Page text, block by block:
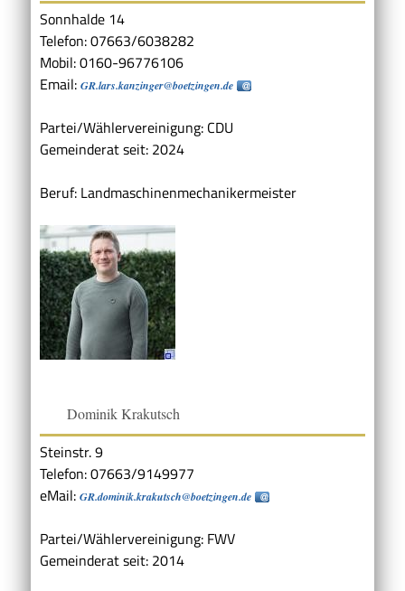
Sonnhalde 14
Telefon: 07663/6038282
Mobil: 0160-96776106
Email: GR.lars.kanzinger@boetzingen.de
Partei/Wählervereinigung: CDU
Gemeinderat seit: 2024
Beruf: Landmaschinenmechanikermeister
Dominik Krakutsch
Steinstr. 9
Telefon: 07663/9149977
eMail: GR.dominik.krakutsch@boetzingen.de
Partei/Wählervereinigung: FWV
Gemeinderat seit: 2014